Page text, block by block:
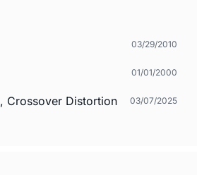
03/29/2010
01/01/2000
Crossover Distortion
03/07/2025